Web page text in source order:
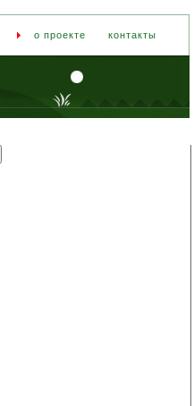
о проекте контакты